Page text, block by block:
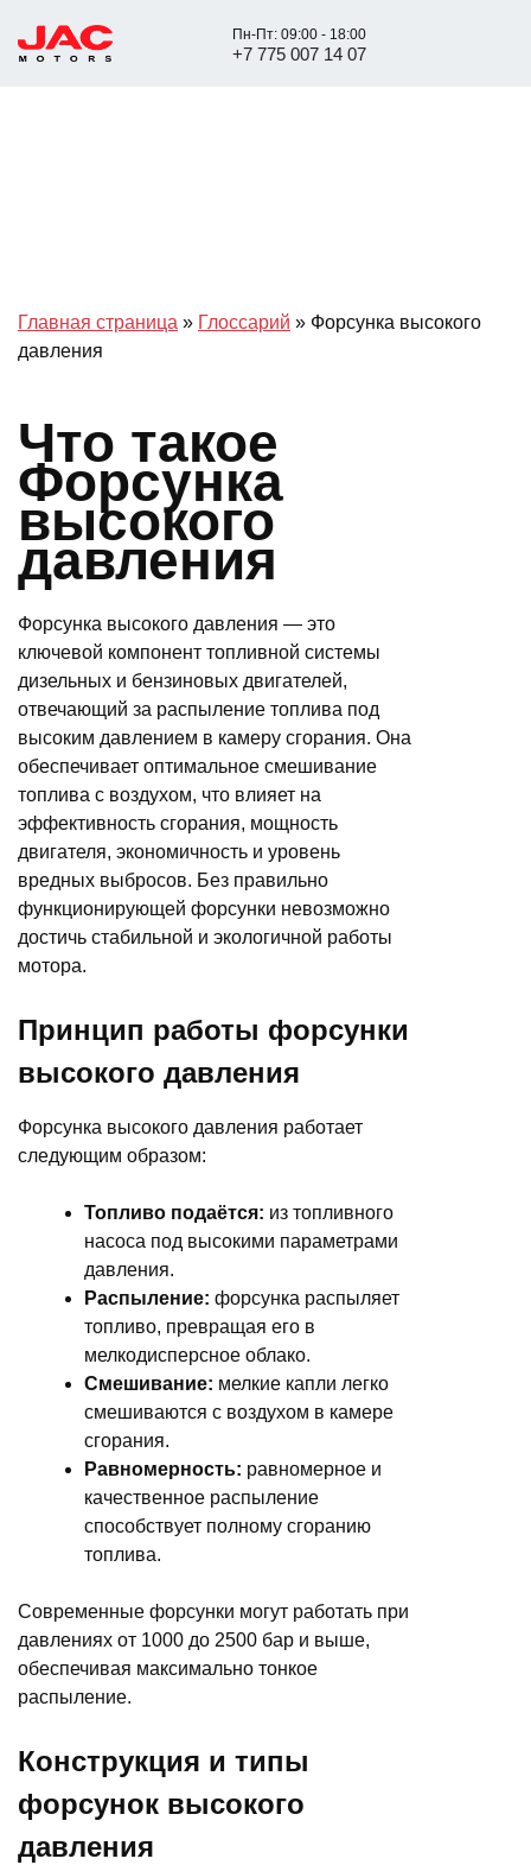
Пн-Пт: 09:00 - 18:00
+7 775 007 14 07
Главная страница » Глоссарий » Форсунка высокого
давления
Что такое
Форсунка
высокого
давления
Форсунка высокого давления — это
ключевой компонент топливной системы
дизельных и бензиновых двигателей,
отвечающий за распыление топлива под
высоким давлением в камеру сгорания. Она
обеспечивает оптимальное смешивание
топлива с воздухом, что влияет на
эффективность сгорания, мощность
двигателя, экономичность и уровень
вредных выбросов. Без правильно
функционирующей форсунки невозможно
достичь стабильной и экологичной работы
мотора.
Принцип работы форсунки
высокого давления
Форсунка высокого давления работает
следующим образом:
Топливо подаётся: из топливного
насоса под высокими параметрами
давления.
Распыление: форсунка распыляет
топливо, превращая его в
мелкодисперсное облако.
Смешивание: мелкие капли легко
смешиваются с воздухом в камере
сгорания.
Равномерность: равномерное и
качественное распыление
способствует полному сгоранию
топлива.
Современные форсунки могут работать при
давлениях от 1000 до 2500 бар и выше,
обеспечивая максимально тонкое
распыление.
Конструкция и типы
форсунок высокого
давления